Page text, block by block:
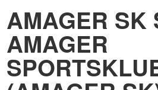
AMAGER SK
AMAGER